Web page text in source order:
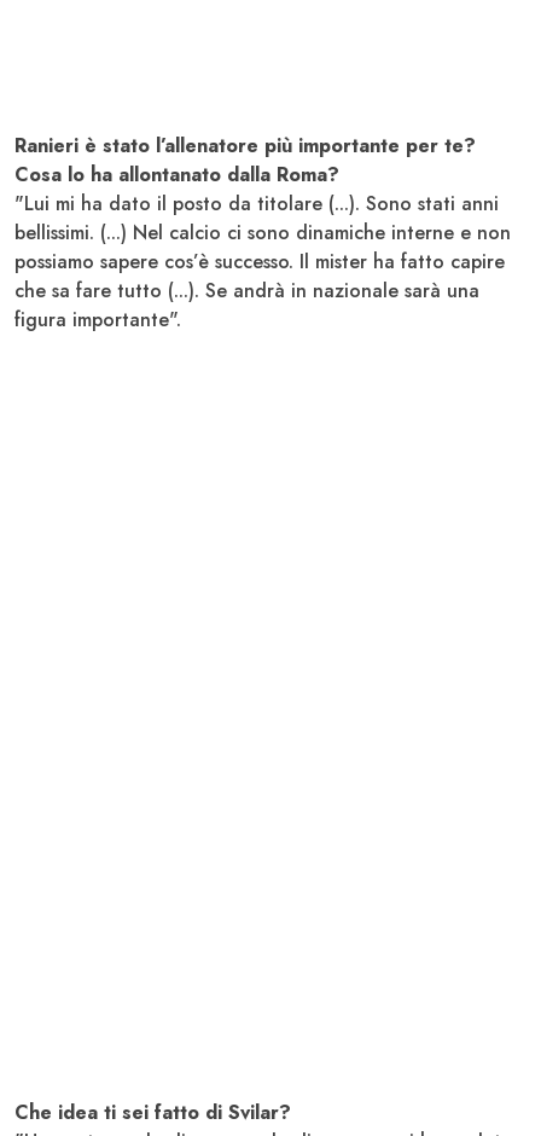
Ranieri è stato l’allenatore più importante per te?
Cosa lo ha allontanato dalla Roma?
"Lui mi ha dato il posto da titolare (...). Sono stati anni
bellissimi. (...) Nel calcio ci sono dinamiche interne e non
possiamo sapere cos’è successo. Il mister ha fatto capire
che sa fare tutto (...). Se andrà in nazionale sarà una
figura importante".
Che idea ti sei fatto di Svilar?